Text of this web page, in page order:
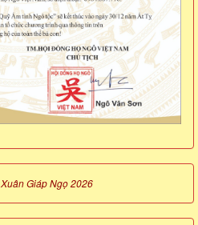
Xuân Giáp Ngọ 2026